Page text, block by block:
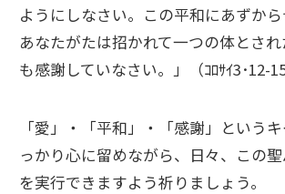
ようにしなさい。この平和にあずから
あなたがたは招かれて一つの体とさ
も感謝していなさい。」（ｺﾛｻｲ3･12-15
「愛」・「平和」・「感謝」という
っかり心に留めながら、日々、この
を実行できますよう祈りましょう。